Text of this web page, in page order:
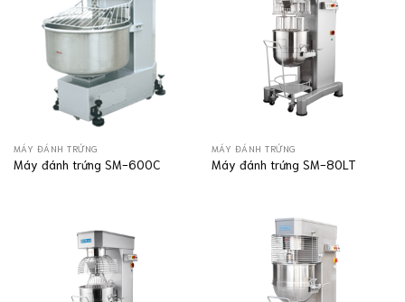
MÁY ĐÁNH TRỨNG
Máy đánh trứng SM-600C
MÁY ĐÁNH TRỨNG
Máy đánh trứng SM-80LT